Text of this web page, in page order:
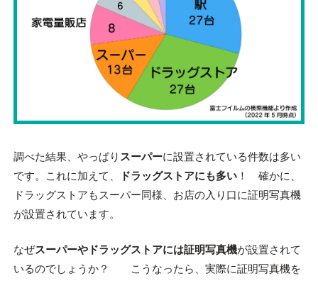
調べた結果、やっぱり スーパーに設置されている件数は多い
です。これに加えて、
ドラッグストアにも多い！ 確かに、
ドラッグストアもスーパー同様、お店の入り口に証明写真機
が設置されています。
なぜスーパーやドラッグストアには証明写真機が設置されて
いるのでしょうか？ こうなったら、実際に証明写真機を